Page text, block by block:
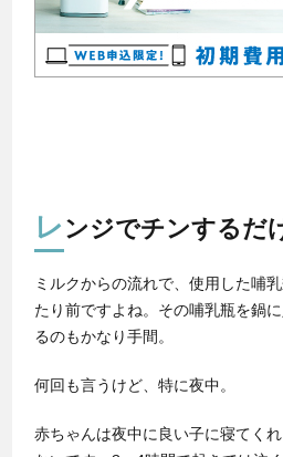
レンジでチンするだ
ミルクからの流れで、使用した哺
たり前ですよね。その哺乳瓶を鍋
るのもかなり手間。
何回も言うけど、特に夜中。
赤ちゃんは夜中に良い子に寝てく